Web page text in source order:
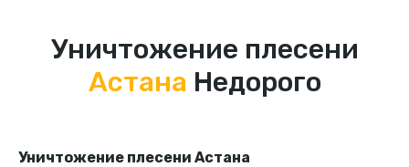
Уничтожение плесени
Астана Недорого
Уничтожение плесени Астана